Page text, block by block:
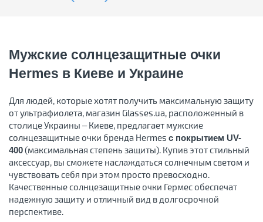
Мужские солнцезащитные очки
Hermes в Киеве и Украине
Для людей, которые хотят получить максимальную защиту
от ультрафиолета, магазин Glasses.ua, расположенный в
столице Украины – Киеве, предлагает мужские
солнцезащитные очки бренда Hermes с покрытием UV-
400(максимальная степень защиты). Купив этот стильный
аксессуар, вы сможете наслаждаться солнечным светом и
чувствовать себя при этом просто превосходно.
Качественные солнцезащитные очки Гермес обеспечат
надежную защиту и отличный вид в долгосрочной
перспективе.